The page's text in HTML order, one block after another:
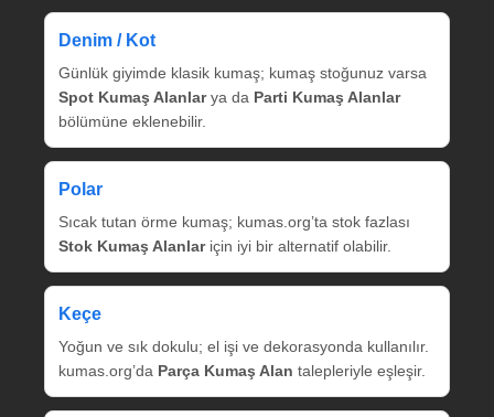
Denim / Kot
Günlük giyimde klasik kumaş; kumaş stoğunuz varsa
Spot Kumaş Alanlarya da Parti Kumaş Alanlar
bölümüne eklenebilir.
Polar
Sıcak tutan örme kumaş; kumas.org’ta stok fazlası
Stok Kumaş Alanlariçin iyi bir alternatif olabilir.
Keçe
Yoğun ve sık dokulu; el işi ve dekorasyonda kullanılır.
kumas.org’da Parça Kumaş Alan talepleriyle eşleşir.